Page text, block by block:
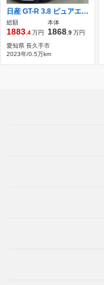
日産 GT-R 3.8 ピュアエディション 4WD 本革シート NISMOスポリセ 1オーナー禁煙車
総額
1883.4万円
本体
1868.9万円
愛知県 長久手市
2023年/0.5万km